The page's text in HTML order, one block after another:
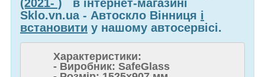
(2021- ) в інтернет-магазині
Sklo.vn.ua - Автоскло Вінниця і
встановити у нашому автосервісі.
Характеристики:
- Виробник: SafeGlass